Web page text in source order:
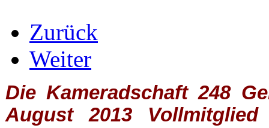
Zurück
Weiter
Die Kameradschaft 248
August 2013